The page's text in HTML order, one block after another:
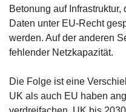
Betonung auf
Daten unter EU-Recht
werden. Auf der anderen
fehlender Netzkapazität.
Die Folge ist eine
UK als auch EU haben